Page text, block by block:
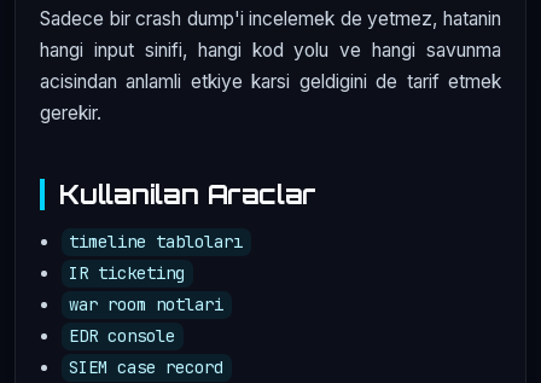
Sadece bir crash dump'i incelemek de yetmez, hatanin
hangi input sinifi, hangi kod yolu ve hangi savunma
acisindan anlamli etkiye karsi geldigini de tarif etmek
gerekir.
Kullanilan Araclar
timeline tabloları
IR ticketing
war room notlari
EDR console
SIEM case record